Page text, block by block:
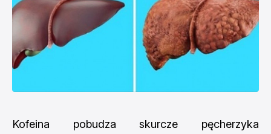
Kofeina pobudza skurcze pęcherzyka